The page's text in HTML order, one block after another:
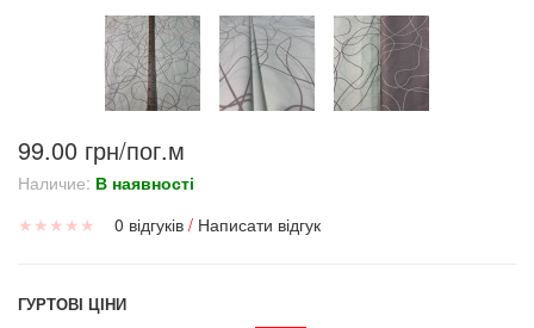
99.00 грн/пог.м
Наличие: В наявності
★ ★ ★ ★ ★ 0 відгуків / Написати відгук
ГУРТОВІ ЦІНИ